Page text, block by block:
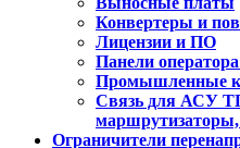
Конвертеры и
Лицензии и ПО
Панели
Промышленные
Связь для АСУ
Ограничители